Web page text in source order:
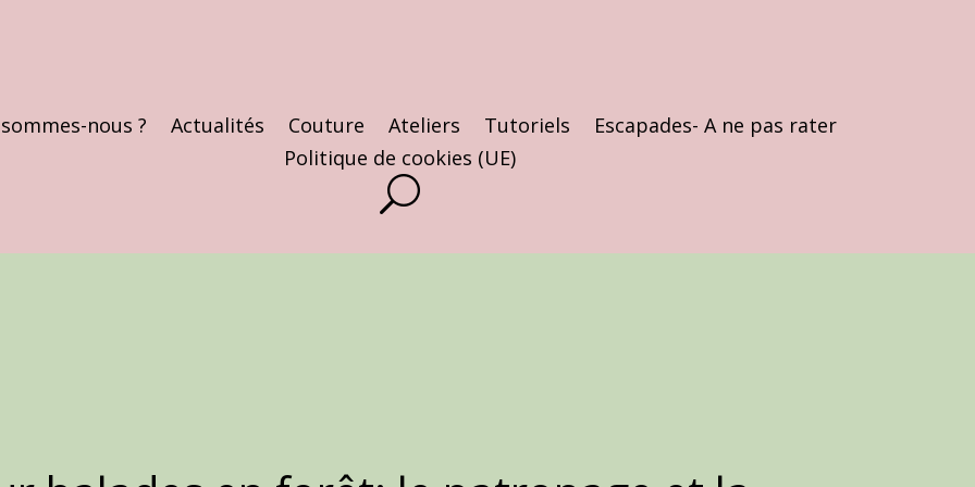
nous ? Actualités Couture Ateliers Tutoriels
Escapades- A ne pas rater
Politique de cookies (UE)